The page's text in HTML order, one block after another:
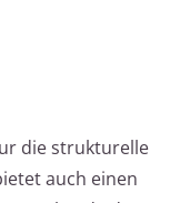
die strukturelle
auch einen